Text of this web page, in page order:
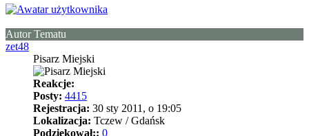
Autor Tematu
zet48
Pisarz Miejski
Reakcje:
Posty: 4415
Rejestracja: 30 sty 2011, o 19:05
Lokalizacja: Tczew / Gdańsk
Podziękował;: 0